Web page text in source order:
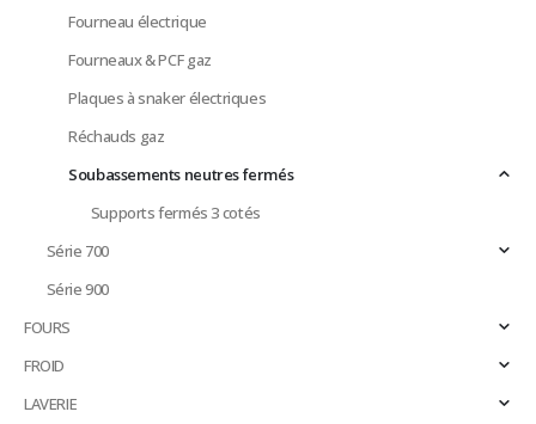
Fourneau électrique
Fourneaux & PCF gaz
Plaques à snaker électriques
Réchauds gaz
Soubassements neutres fermés
Supports fermés 3 cotés
Série 700
Série 900
FOURS
FROID
LAVERIE